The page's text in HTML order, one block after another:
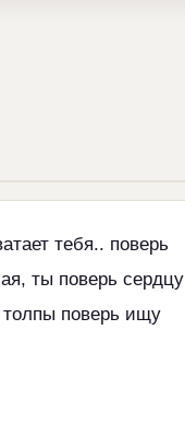
тебя.. поверь
ты поверь сердцу
поверь ищу